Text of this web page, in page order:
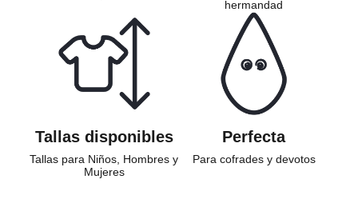
hermandad
Tallas disponibles
Tallas para Niños, Hombres y
Mujeres
Perfecta
Para cofrades y devotos